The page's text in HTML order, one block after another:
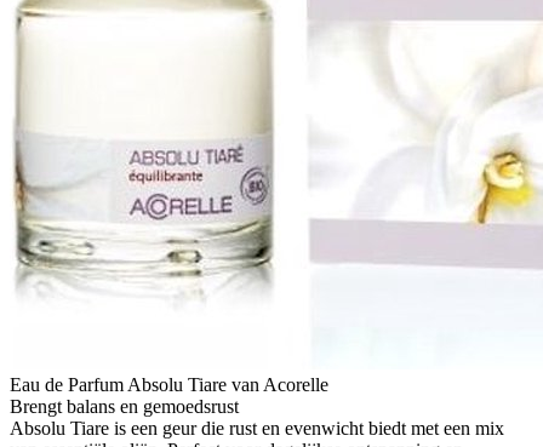
Eau de Parfum Absolu Tiare van Acorelle
Brengt balans en gemoedsrust
Absolu Tiare is een geur die rust en evenwicht biedt met een mix